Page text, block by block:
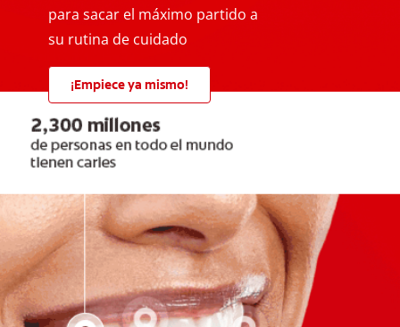
para sacar el máximo partido a
su rutina de cuidado
¡Empiece ya mismo!